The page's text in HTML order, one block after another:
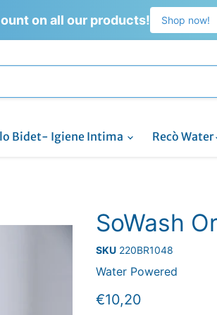
on all our products! Shop now!
Bidet- Igiene Intima Recò Water
SoWash
SKU 220BR1048
Water Powered
Prezzo attuale
€10,20